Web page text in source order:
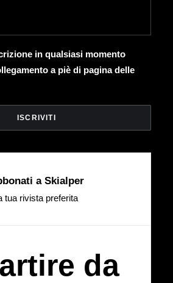
in qualsiasi momento
a piè di pagina delle
a Skialper
tua rivista preferita
da